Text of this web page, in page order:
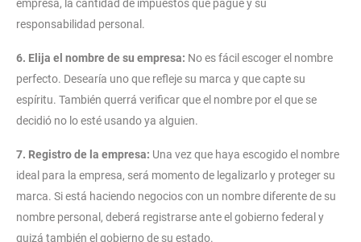
empresa, la cantidad de impuestos que pague y su
responsabilidad personal.
6. Elija el nombre de su empresa: No es fácil escoger el nombre
perfecto. Desearía uno que refleje su marca y que capte su
espíritu. También querrá verificar que el nombre por el que se
decidió no lo esté usando ya alguien.
7. Registro de la empresa: Una vez que haya escogido el nombre
ideal para la empresa, será momento de legalizarlo y proteger su
marca. Si está haciendo negocios con un nombre diferente de su
nombre personal, deberá registrarse ante el gobierno federal y
quizá también el gobierno de su estado.